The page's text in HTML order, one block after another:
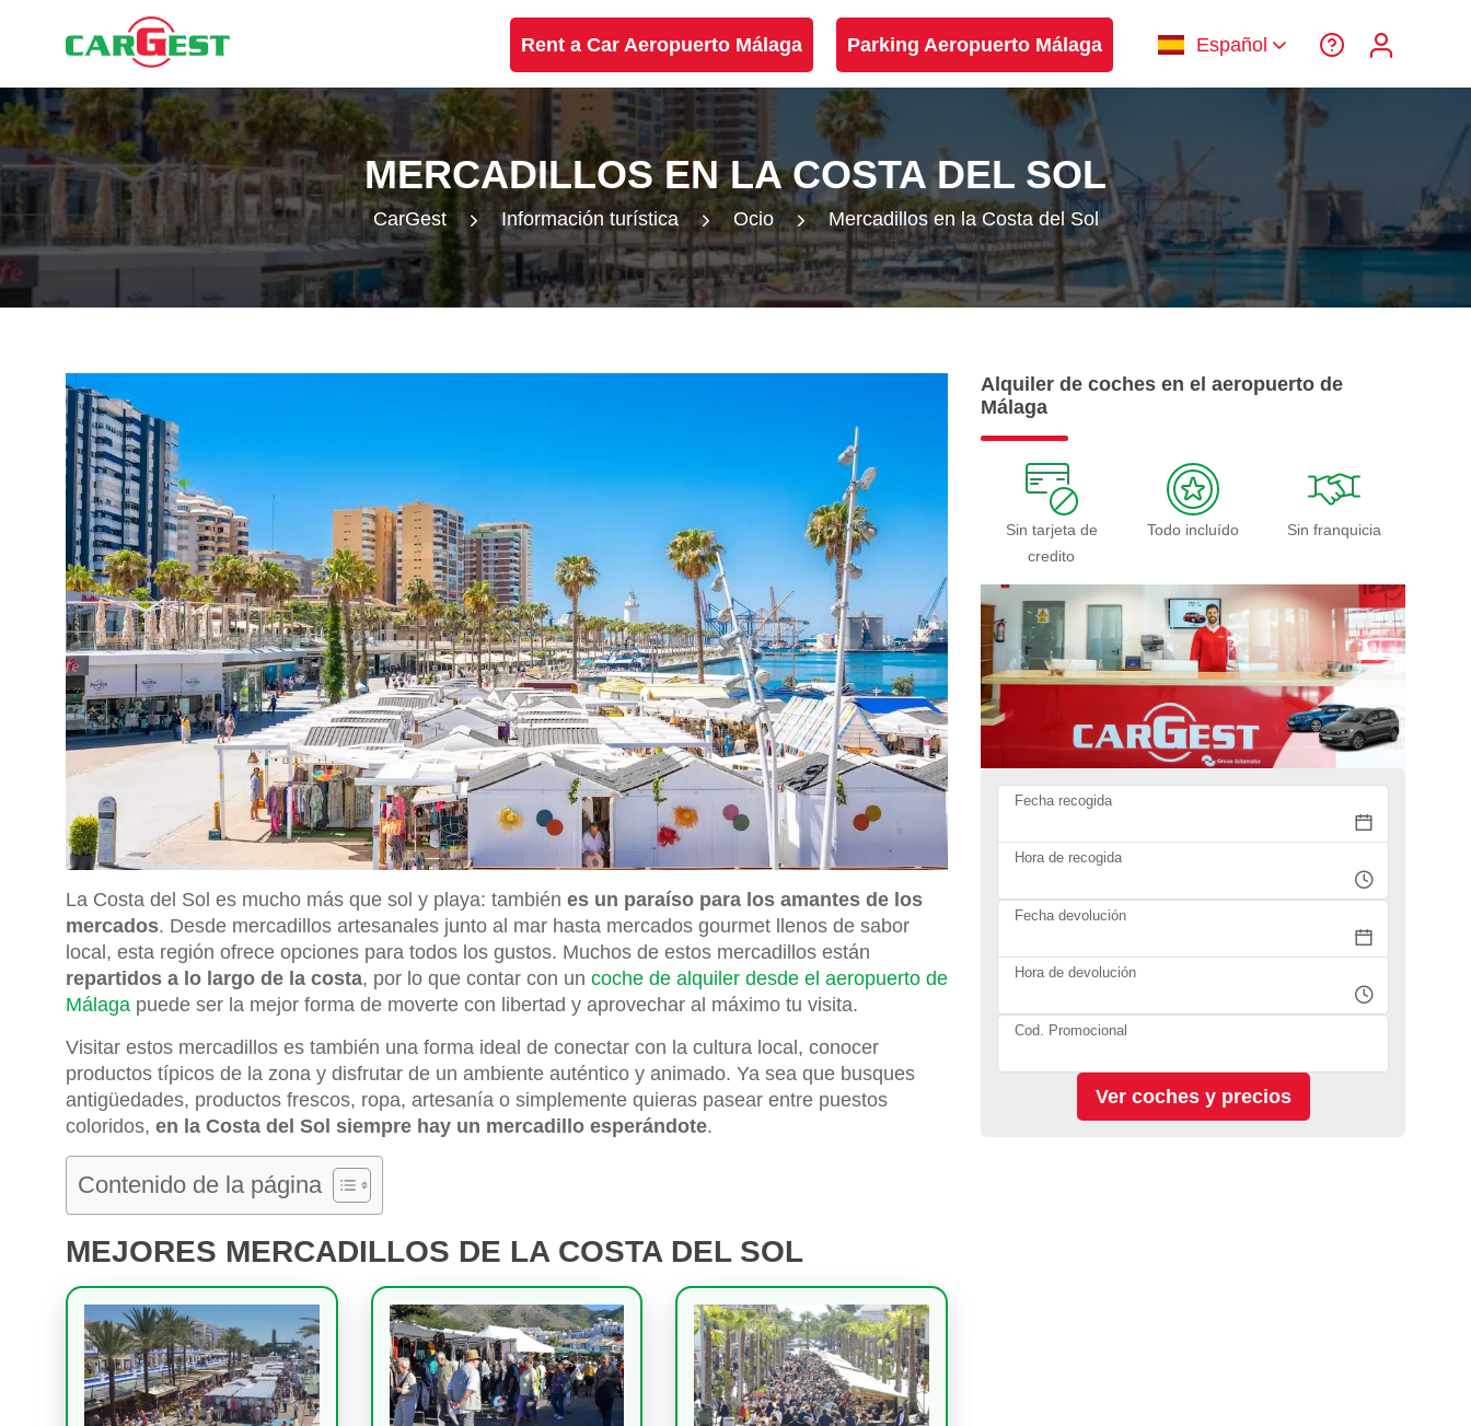
Rent a Car Aeropuerto Málaga Parking Aeropuerto Málaga Español
MERCADILLOS EN LA COSTA DEL SOL
CarGest Información turística Ocio Mercadillos en la Costa del Sol
La Costa del Sol es mucho más que sol y playa: también es un paraíso para los amantes de los
mercados. Desde mercadillos artesanales junto al mar hasta mercados gourmet llenos de sabor
local, esta región ofrece opciones para todos los gustos. Muchos de estos mercadillos están
repartidos a lo largo de la costa, por lo que contar con un coche de alquiler desde el aeropuerto de
Málaga puede ser la mejor forma de moverte con libertad y aprovechar al máximo tu visita.
Visitar estos mercadillos es también una forma ideal de conectar con la cultura local, conocer
productos típicos de la zona y disfrutar de un ambiente auténtico y animado. Ya sea que busques
antigüedades, productos frescos, ropa, artesanía o simplemente quieras pasear entre puestos
coloridos, en la Costa del Sol siempre hay un mercadillo esperándote.
Contenido de la página
MEJORES MERCADILLOS DE LA COSTA DEL SOL
Alquiler de coches en el aeropuerto de
Málaga
Sin tarjeta de
credito
Todo incluído Sin franquicia
Fecha recogida
Hora de recogida
Fecha devolución
Hora de devolución
Cod. Promocional